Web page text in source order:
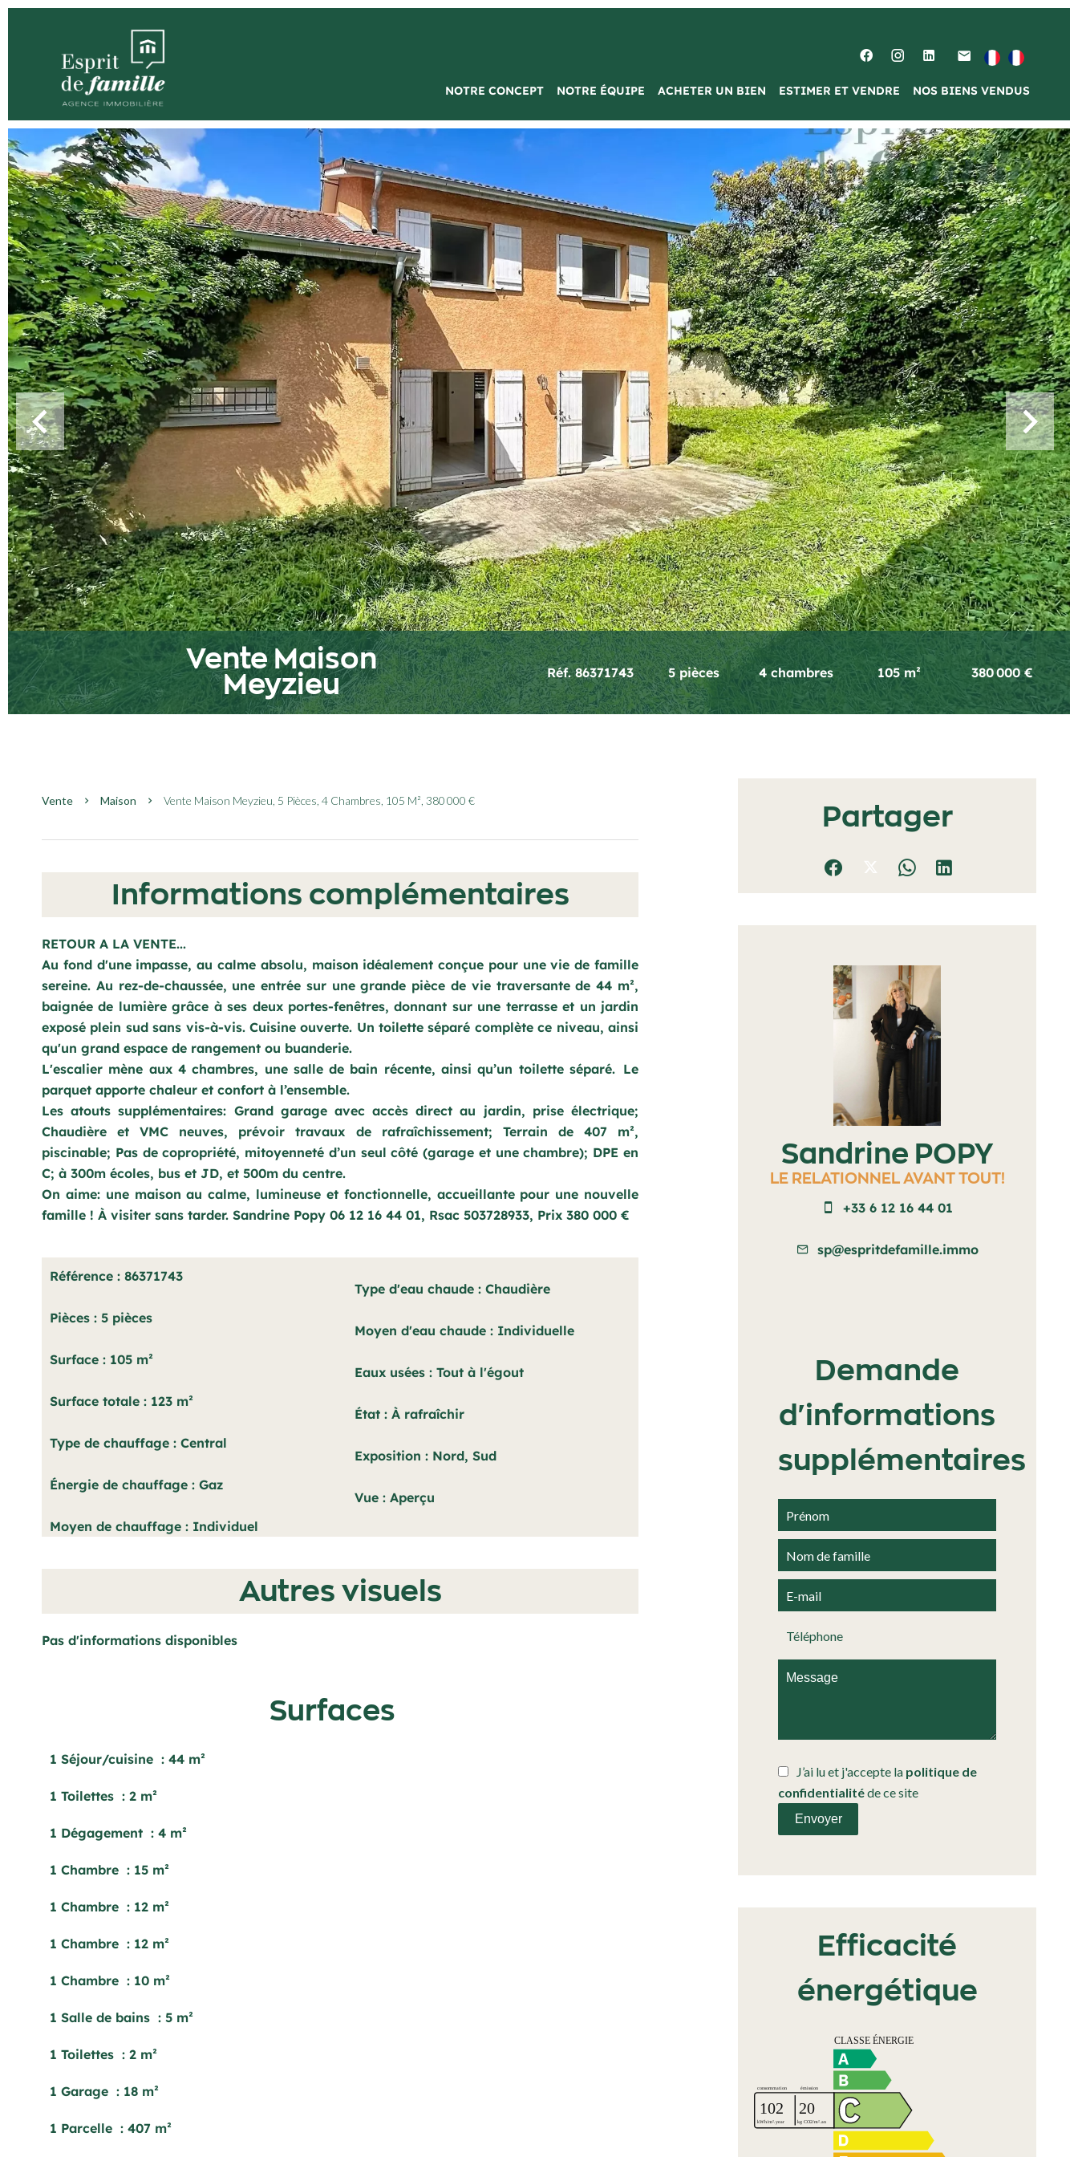
NOTRE CONCEPT NOTRE ÉQUIPE ACHETER UN BIEN ESTIMER ET VENDRE NOS BIENS VENDUS
Vente Maison
Meyzieu
Réf. 86371743 5 pièces 4 chambres 105 m² 380 000 €
Vente Maison Vente Maison Meyzieu, 5 Pièces, 4 Chambres, 105 M², 380 000 €
Informations complémentaires
RETOUR A LA VENTE...
Au fond d'une impasse, au calme absolu, maison idéalement conçue pour une vie de famille
sereine. Au rez-de-chaussée, une entrée sur une grande pièce de vie traversante de 44 m²,
baignée de lumière grâce à ses deux portes-fenêtres, donnant sur une terrasse et un jardin
exposé plein sud sans vis-à-vis. Cuisine ouverte. Un toilette séparé complète ce niveau, ainsi
qu'un grand espace de rangement ou buanderie.
L'escalier mène aux 4 chambres, une salle de bain récente, ainsi qu’un toilette séparé. Le
parquet apporte chaleur et confort à l’ensemble.
Les atouts supplémentaires: Grand garage avec accès direct au jardin, prise électrique;
Chaudière et VMC neuves, prévoir travaux de rafraîchissement; Terrain de 407 m²,
piscinable; Pas de copropriété, mitoyenneté d’un seul côté (garage et une chambre); DPE en
C; à 300m écoles, bus et JD, et 500m du centre.
On aime: une maison au calme, lumineuse et fonctionnelle, accueillante pour une nouvelle
famille ! À visiter sans tarder. Sandrine Popy 06 12 16 44 01, Rsac 503728933, Prix 380 000 €
Référence 86371743
Pièces 5 pièces
Surface 105 m²
Surface totale 123 m²
Type de chauffage Central
Énergie de chauffage Gaz
Moyen de chauffage Individuel
Type d'eau chaude Chaudière
Moyen d'eau chaude Individuelle
Eaux usées Tout à l'égout
État À rafraîchir
Exposition Nord, Sud
Vue Aperçu
Autres visuels
Pas d'informations disponibles
Surfaces
1 Séjour/cuisine 44 m²
1 Toilettes 2 m²
1 Dégagement 4 m²
1 Chambre 15 m²
1 Chambre 12 m²
1 Chambre 12 m²
1 Chambre 10 m²
1 Salle de bains 5 m²
1 Toilettes 2 m²
1 Garage 18 m²
1 Parcelle 407 m²
Partager
Sandrine POPY
LE RELATIONNEL AVANT TOUT!
+33 6 12 16 44 01
sp@espritdefamille.immo
Demande
d'informations
supplémentaires
J’ai lu et j'accepte la politique de
confidentialitéde ce site
Envoyer
Efficacité
énergétique